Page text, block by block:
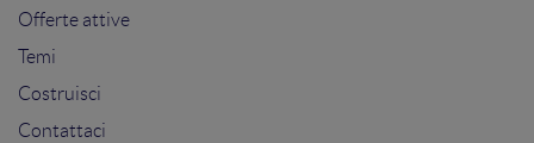
Offerte attive
Temi
Costruisci
Contattaci